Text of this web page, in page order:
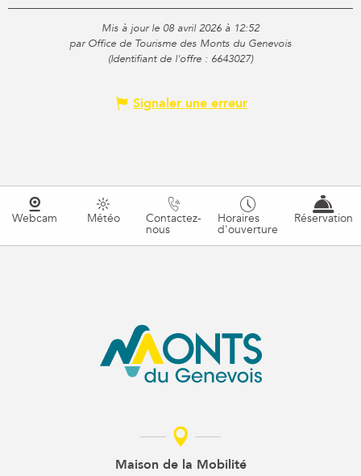
Mis à jour le 08 avril 2026 à 12:52
par Office de Tourisme des Monts du Genevois
(Identifiant de l'offre : 6643027)
Signaler une erreur
Webcam Météo Contactez-
nous
Horaires
d'ouverture
Réservation
Maison de la Mobilité